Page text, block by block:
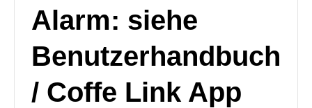
Alarm: siehe
Benutzerhandbuch
/ Coffe Link App